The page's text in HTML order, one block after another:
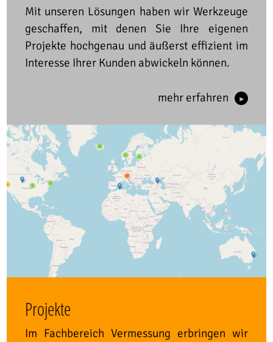
Mit unseren Lösungen haben wir Werkzeuge
geschaffen, mit denen Sie Ihre eigenen
Projekte hochgenau und äußerst effizient im
Interesse Ihrer Kunden abwickeln können.
mehr erfahren
Projekte
Im Fachbereich Vermessung erbringen wir